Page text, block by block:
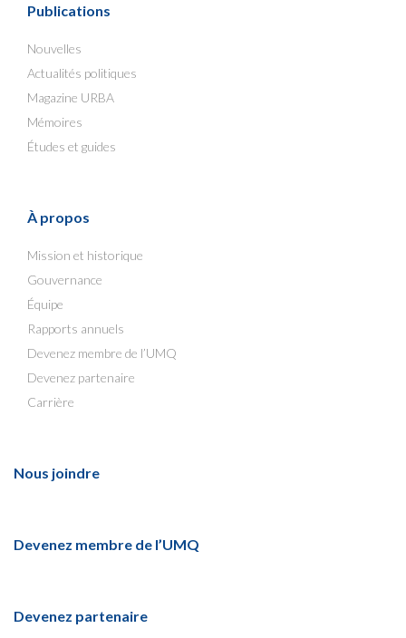
Publications
Nouvelles
Actualités politiques
Magazine URBA
Mémoires
Études et guides
À propos
Mission et historique
Gouvernance
Équipe
Rapports annuels
Devenez membre de l’UMQ
Devenez partenaire
Carrière
Nous joindre
Devenez membre de l’UMQ
Devenez partenaire